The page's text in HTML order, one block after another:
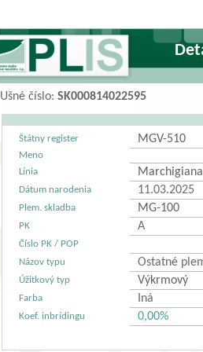
Ušné číslo: SK000814022595
Štátny register MGV-510
Meno
Línia
Marchigiana
Dátum narodenia 11.03.2025
Plem. skladba MG-100
PK A
Číslo PK / POP
Názov typu
Ostatné
Úžitkový typ Výkrmový
Farba Iná
Koef. inbrídingu 0,00%